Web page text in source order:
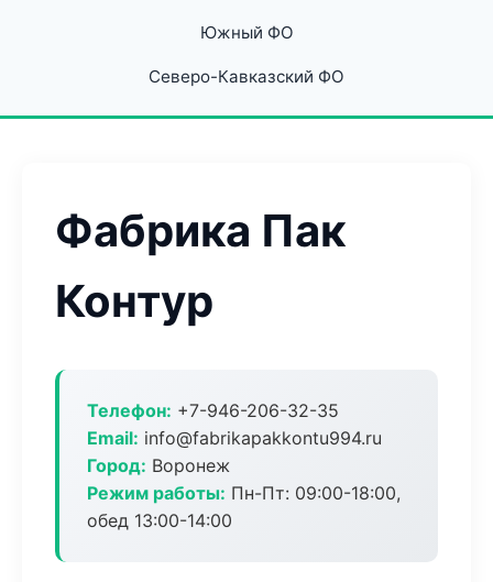
Южный ФО
Северо-Кавказский ФО
Фабрика Пак
Контур
Телефон: +7-946-206-32-35
Email: info@fabrikapakkontu994.ru
Город: Воронеж
Режим работы: Пн-Пт: 09:00-18:00,
обед 13:00-14:00